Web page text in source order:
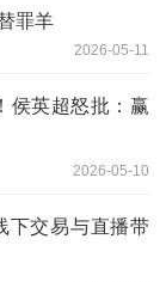
罪羊
2026-05-11
侯英超怒批：赢
2026-05-10
下交易与直播带